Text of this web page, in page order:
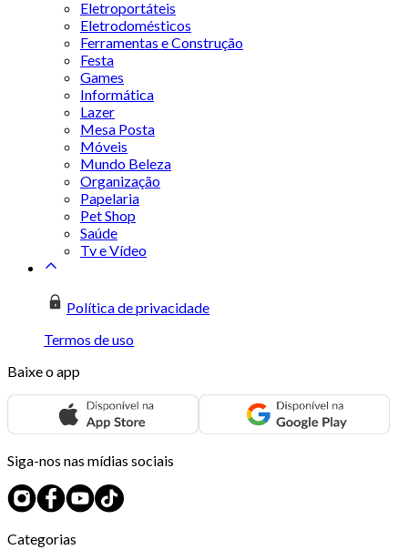
Eletroportáteis
Eletrodomésticos
Ferramentas e Construção
Festa
Games
Informática
Lazer
Mesa Posta
Móveis
Mundo Beleza
Organização
Papelaria
Pet Shop
Saúde
Tv e Vídeo
Política de privacidade
Termos de uso
Baixe o app
Siga-nos nas mídias sociais
Categorias